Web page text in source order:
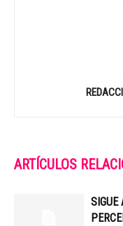
ARTÍCULOS
SIGUE